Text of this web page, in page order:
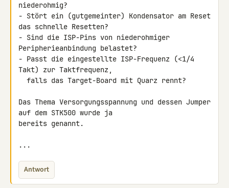
niederohmig?
- Stört ein (gutgemeinter) Kondensator am Reset
das schnelle Resetten?
- Sind die ISP-Pins von niederohmiger
Peripherieanbindung belastet?
- Passt die eingestellte ISP-Frequenz (<1/4
Takt) zur Taktfrequenz,
Das Thema Versorgungsspannung und dessen Jumper
auf dem STK500 wurde ja
bereits genannt.
...
Antwort